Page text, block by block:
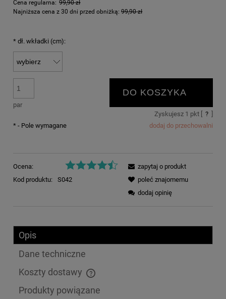
Cena regularna: 99,90 zł
Najniższa cena z 30 dni przed obniżką: 99,90 zł
* dł. wkładki (cm):
par
DO KOSZYKA
Zyskujesz 1 pkt [ ?
dodaj do przechowalni
* - Pole wymagane
Ocena:
Kod produktu:
S042
zapytaj o produkt
poleć znajomemu
dodaj opinię
Opis
Dane techniczne
Koszty dostawy
Cena nie zawiera ewentualnych kosztów płatności
Produkty powiązane